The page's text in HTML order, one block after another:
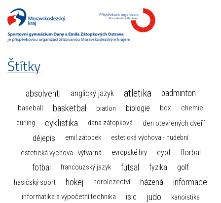
Štítky
absolventi anglický jazyk atletika badminton
baseball basketbal biatlon biologie box chemie
curling cyklistika dana zátopková den otevřených dveří
dějepis emil zátopek estetická výchova - hudební
estetická výchova - výtvarná evropské hry eyof florbal
fotbal francouzský jazyk futsal fyzika golf
hasičský sport hokej horolezectví házená informace
informatika a výpočetní technika isic judo
kanoistika